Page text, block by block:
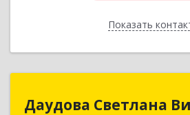
ПоказатьНазад
Даудова Светлана